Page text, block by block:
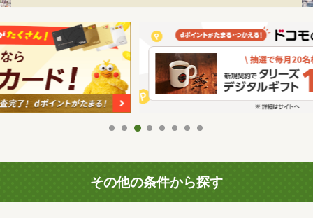
その他の条件から探す